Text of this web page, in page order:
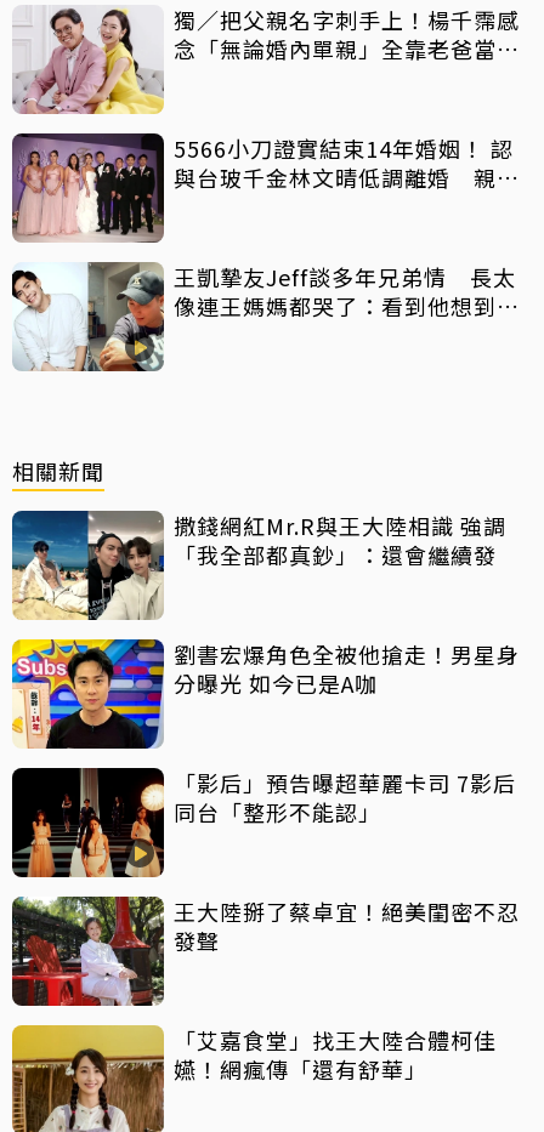
獨／把父親名字刺手上！楊千霈感
念「無論婚內單親」全靠老爸當後
5566小刀證實結束14年婚姻！ 認
與台玻千金林文晴低調離婚 親發
王凱摯友Jeff談多年兄弟情 長太
像連王媽媽都哭了：看到他想到兒
相關新聞
撒錢網紅Mr.R與王大陸相識 強調
「我全部都真鈔」：還會繼續發
劉書宏爆角色全被他搶走！男星身
分曝光 如今已是A咖
「影后」預告曝超華麗卡司 7影后
同台「整形不能認」
王大陸掰了蔡卓宜！絕美閨密不忍
發聲
「艾嘉食堂」找王大陸合體柯佳
嬿！網瘋傳「還有舒華」